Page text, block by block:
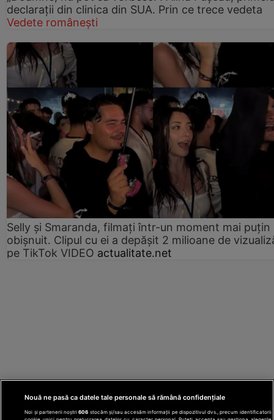
declarații din clinica din SUA. Prin ce trece vedeta
Vedete românești
Selly și Smaranda, filmați într-un moment mai puțin
obișnuit. Clipul cu ei a depășit 2 milioane de
pe TikTok VIDEO actualitate.net
Nouă ne pasă ca datele tale personale să rămână confidențiale
Noi și partenerii noștri606 stocăm și/sau accesăm informații pe dispozitivul dvs., precum identificatorii